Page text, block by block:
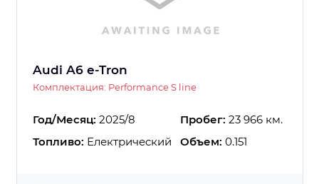
Audi A6 e-Tron
Комплектация: Performance S line
Год/Месяц: 2025/8 Пробег: 23 966 км.
Топливо: Електрический Объем: 0.151